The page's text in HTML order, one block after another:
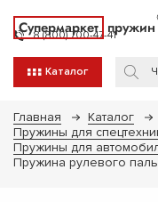
Супермаркет пружин
8 (800) 700-47-41
Каталог
Главная
Каталог
Пружины для
Пружины для
Пружина рулевого